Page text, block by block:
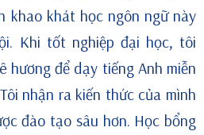
khao khát học ngôn ngữ này
Khi tốt nghiệp đại học, tôi
hương để dạy tiếng Anh miễn
nhận ra kiến thức của mình
đào tạo sâu hơn. Học bổng